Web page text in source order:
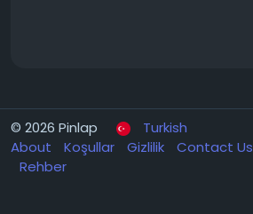
© 2026 Pinlap
Turkish
About
Koşullar Gizlilik Contact Us
Rehber